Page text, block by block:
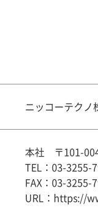
ニッコーテクノ
本社 〒101-
TEL：03-3255-
FAX：03-3255-
URL：https://